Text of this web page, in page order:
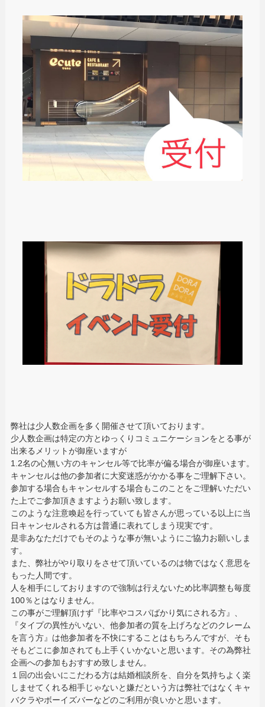
弊社は少人数企画を多く開催させて頂いております。
少人数企画は特定の方とゆっくりコミュニケーションをとる事が
出来るメリットが御座いますが
1.2名の心無い方のキャンセル等で比率が偏る場合が御座います。
キャンセルは他の参加者に大変迷惑がかかる事をご理解下さい。
参加する場合もキャンセルする場合もこのことをご理解いただい
た上でご参加頂きますようお願い致します。
このような注意喚起を行っていても皆さんが思っている以上に当
日キャンセルされる方は普通に表れてしまう現実です。
是非あなただけでもそのような事が無いようにご協力お願いしま
す。
また、弊社がやり取りをさせて頂いているのは物ではなく意思を
もった人間です。
人を相手にしておりますので強制は行えないため比率調整も毎度
100％とはなりません。
この事がご理解頂けず『比率やコスパばかり気にされる方』、
『タイプの異性がいない、他参加者の質を上げろなどのクレーム
を言う方』は他参加者を不快にすることはもちろんですが、そも
そもどこに参加されても上手くいかないと思います。その為弊社
企画への参加もおすすめ致しません。
１回の出会いにこだわる方は結婚相談所を、自分を気持ちよく楽
しませてくれる相手じゃないと嫌だという方は弊社ではなくキャ
バクラやボーイズバーなどのご利用が良いかと思います。